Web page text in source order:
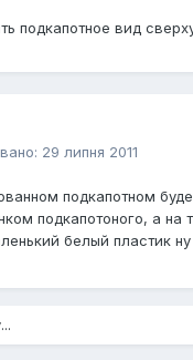
подкапотное вид
29 липня 2011
подкапотном
подкапотоного, а на
белый пластик ну